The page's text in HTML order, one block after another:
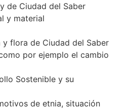
de Ciudad del Saber
y material
y flora de Ciudad del Saber
por ejemplo el cambio
Sostenible y su
de etnia, situación